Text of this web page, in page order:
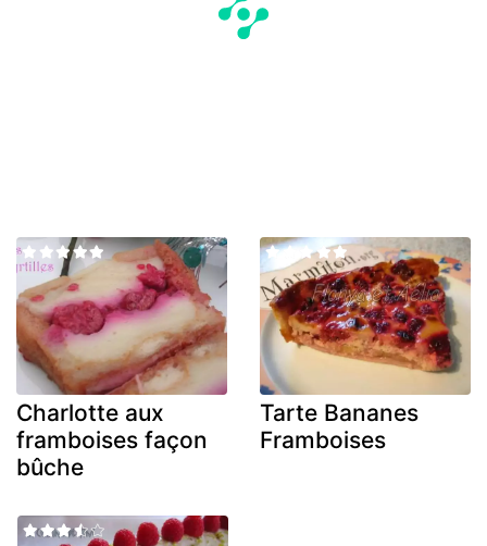
Charlotte aux
framboises façon
bûche
Tarte Bananes
Framboises